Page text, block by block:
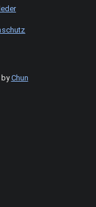
byChun